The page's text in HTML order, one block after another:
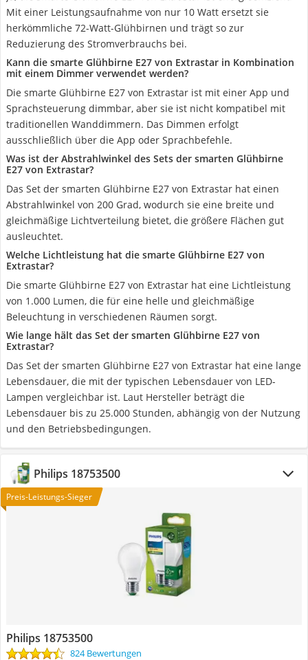
Mit einer Leistungsaufnahme von nur 10 Watt ersetzt sie
herkömmliche 72-Watt-Glühbirnen und trägt so zur
Reduzierung des Stromverbrauchs bei.
Kann die smarte Glühbirne E27 von Extrastar in Kombination
mit einem Dimmer verwendet werden?
Die smarte Glühbirne E27 von Extrastar ist mit einer App und
Sprachsteuerung dimmbar, aber sie ist nicht kompatibel mit
traditionellen Wanddimmern. Das Dimmen erfolgt
ausschließlich über die App oder Sprachbefehle.
Was ist der Abstrahlwinkel des Sets der smarten Glühbirne
E27 von Extrastar?
Das Set der smarten Glühbirne E27 von Extrastar hat einen
Abstrahlwinkel von 200 Grad, wodurch sie eine breite und
gleichmäßige Lichtverteilung bietet, die größere Flächen gut
ausleuchtet.
Welche Lichtleistung hat die smarte Glühbirne E27 von
Extrastar?
Die smarte Glühbirne E27 von Extrastar hat eine Lichtleistung
von 1.000 Lumen, die für eine helle und gleichmäßige
Beleuchtung in verschiedenen Räumen sorgt.
Wie lange hält das Set der smarten Glühbirne E27 von
Extrastar?
Das Set der smarten Glühbirne E27 von Extrastar hat eine lange
Lebensdauer, die mit der typischen Lebensdauer von LED-
Lampen vergleichbar ist. Laut Hersteller beträgt die
Lebensdauer bis zu 25.000 Stunden, abhängig von der Nutzung
und den Betriebsbedingungen.
Philips 18753500
Preis-Leistungs-Sieger
Philips 18753500
824 Bewertungen